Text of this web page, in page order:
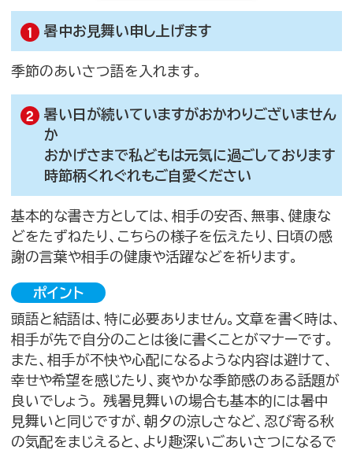
暑中お見舞い申し上げます
季節のあいさつ語を入れます。
暑い日が続いていますがおかわりございません
か
おかげさまで私どもは元気に過ごしております
時節柄くれぐれもご自愛ください
基本的な書き方としては、相手の安否、無事、健康な
どをたずねたり、こちらの様子を伝えたり、日頃の感
謝の言葉や相手の健康や活躍などを祈ります。
ポイント
頭語と結語は、特に必要ありません。文章を書く時は、
相手が先で自分のことは後に書くことがマナーです。
また、相手が不快や心配になるような内容は避けて、
幸せや希望を感じたり、爽やかな季節感のある話題が
良いでしょう。 残暑見舞いの場合も基本的には暑中
見舞いと同じですが、朝夕の涼しさなど、忍び寄る秋
の気配をまじえると、より趣深いごあいさつになるで